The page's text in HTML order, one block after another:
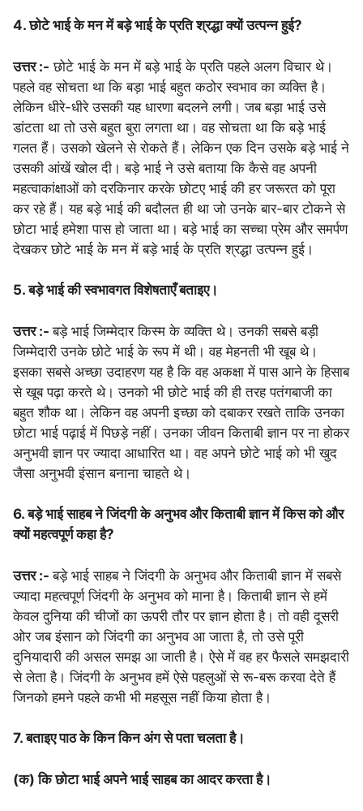
4. छोटे भाई के मन में बड़े भाई के प्रति श्रद्धा क्यों उत्पन्न हुई?
उत्तर :- छोटे भाई के मन में बड़े भाई के प्रति पहले अलग विचार थे।
पहले वह सोचता था कि बड़ा भाई बहुत कठोर स्वभाव का व्यक्ति है।
लेकिन धीरे-धीरे उसकी यह धारणा बदलने लगी। जब बड़ा भाई उसे
डांटता था तो उसे बहुत बुरा लगता था। वह सोचता था कि बड़े भाई
गलत हैं। उसको खेलने से रोकते हैं। लेकिन एक दिन उसके बड़े भाई ने
उसकी आंखें खोल दी। बड़े भाई ने उसे बताया कि कैसे वह अपनी
महत्वाकांक्षाओं को दरकिनार करके छोटए भाई की हर जरूरत को पूरा
कर रहे हैं। यह बड़े भाई की बदौलत ही था जो उनके बार-बार टोकने से
छोटा भाई हमेशा पास हो जाता था। बड़े भाई का सच्चा प्रेम और समर्पण
देखकर छोटे भाई के मन में बड़े भाई के प्रति श्रद्धा उत्पन्न हुई।
5. बड़े भाई की स्वभावगत विशेषताएँ बताइए।
उत्तर :-बड़े भाई जिम्मेदार किस्म के व्यक्ति थे। उनकी सबसे बड़ी
जिम्मेदारी उनके छोटे भाई के रूप में थी। वह मेहनती भी खूब थे।
इसका सबसे अच्छा उदाहरण यह है कि वह अकक्षा में पास आने के हिसाब
से खूब पढ़ा करते थे। उनको भी छोटे भाई की ही तरह पतंगबाजी का
बहुत शौक था। लेकिन वह अपनी इच्छा को दबाकर रखते ताकि उनका
छोटा भाई पढ़ाई में पिछड़े नहीं। उनका जीवन किताबी ज्ञान पर ना होकर
अनुभवी ज्ञान पर ज्यादा आधारित था। वह अपने छोटे भाई को भी खुद
जैसा अनुभवी इंसान बनाना चाहते थे।
6. बड़े भाई साहब ने जिंदगी के अनुभव और किताबी ज्ञान में किस को और
क्यों महत्वपूर्ण कहा है?
उत्तर :-बड़े भाई साहब ने जिंदगी के अनुभव और किताबी ज्ञान में सबसे
ज्यादा महत्वपूर्ण जिंदगी के अनुभव को माना है। किताबी ज्ञान से हमें
केवल दुनिया की चीजों का ऊपरी तौर पर ज्ञान होता है। तो वही दूसरी
ओर जब इंसान को जिंदगी का अनुभव आ जाता है, तो उसे पूरी
दुनियादारी की असल समझ आ जाती है। ऐसे में वह हर फैसले समझदारी
से लेता है। जिंदगी के अनुभव हमें ऐसे पहलुओं से रू-बरू करवा देते हैं
जिनको हमने पहले कभी भी महसूस नहीं किया होता है।
7. बताइए पाठ के किन किन अंग से पता चलता है।
(क) कि छोटा भाई अपने भाई साहब का आदर करता है।